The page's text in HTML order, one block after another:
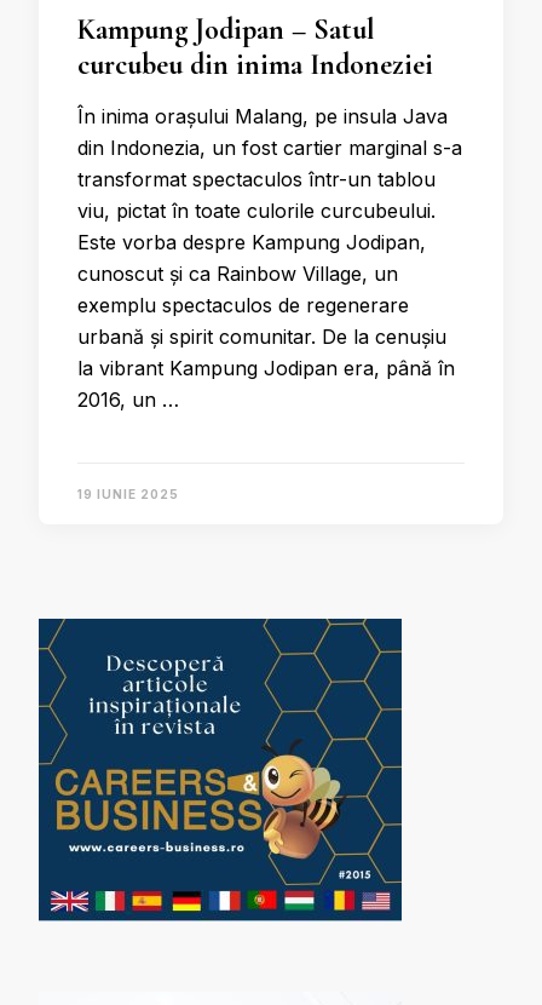
Kampung Jodipan – Satul
curcubeu din inima Indoneziei
În inima orașului Malang, pe insula Java
din Indonezia, un fost cartier marginal s-a
transformat spectaculos într-un tablou
viu, pictat în toate culorile curcubeului.
Este vorba despre Kampung Jodipan,
cunoscut și ca Rainbow Village, un
exemplu spectaculos de regenerare
urbană și spirit comunitar. De la cenușiu
la vibrant Kampung Jodipan era, până în
2016, un …
19 IUNIE 2025